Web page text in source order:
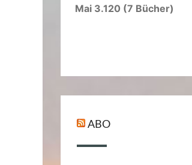
Mai 3.120 (7 Bücher)
ABO